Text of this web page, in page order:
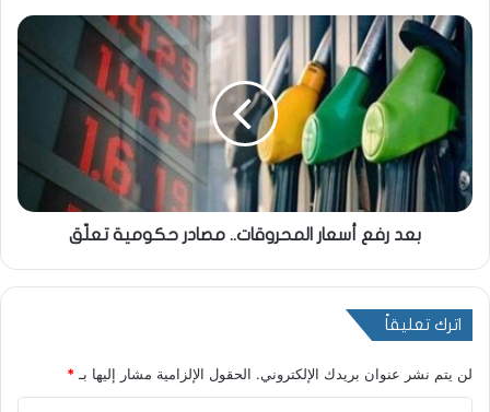
بعد رفع أسعار المحروقات.. مصادر حكومية تعلّق
اترك تعليقاً
لن يتم نشر عنوان بريدك الإلكتروني. الحقول الإلزامية مشار إليها بـ *